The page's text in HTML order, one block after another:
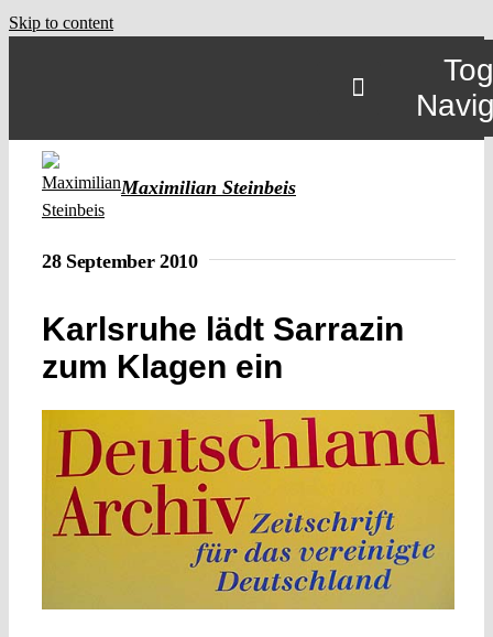
Skip to content
Maximilian Steinbeis
28 September 2010
Karlsruhe lädt Sarrazin
zum Klagen ein